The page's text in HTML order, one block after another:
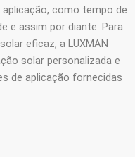
como tempo de
e assim por diante. Para
eficaz, a LUXMAN
solar personalizada e
de aplicação fornecidas